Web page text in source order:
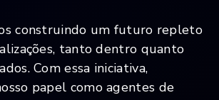
construindo um futuro repleto
tanto dentro quanto
Com essa iniciativa,
papel como agentes de